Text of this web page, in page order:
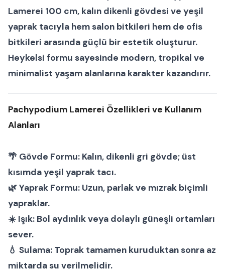
Lamerei 100 cm, kalın dikenli gövdesi ve yeşil
yaprak tacıyla hemsalon bitkileri hem de ofis
bitkileri arasında güçlü bir estetik oluşturur.
Heykelsi formu sayesinde modern, tropikal ve
minimalist yaşam alanlarına karakter kazandırır.
Pachypodium Lamerei Özellikleri ve Kullanım
Alanları
🌴 Gövde Formu: Kalın, dikenli gri gövde; üst
kısımda yeşil yaprak tacı.
🌿Yaprak Formu: Uzun, parlak ve mızrak biçimli
yapraklar.
☀️ Işık: Bol aydınlık veya dolaylı güneşli ortamları
sever.
💧 Sulama: Toprak tamamen kuruduktan sonra az
miktarda su verilmelidir.